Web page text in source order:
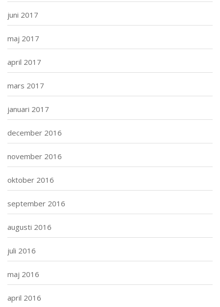
juni 2017
maj 2017
april 2017
mars 2017
januari 2017
december 2016
november 2016
oktober 2016
september 2016
augusti 2016
juli 2016
maj 2016
april 2016